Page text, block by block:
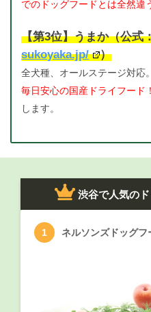
でのドッグフードとは全然違
【第3位】うまか（公式
sukoyaka.jp/
）
全犬種、オールステージ対応。
毎日安心の国産ドライフード
します。
渋谷で人気の
ネルソンズドッグフ